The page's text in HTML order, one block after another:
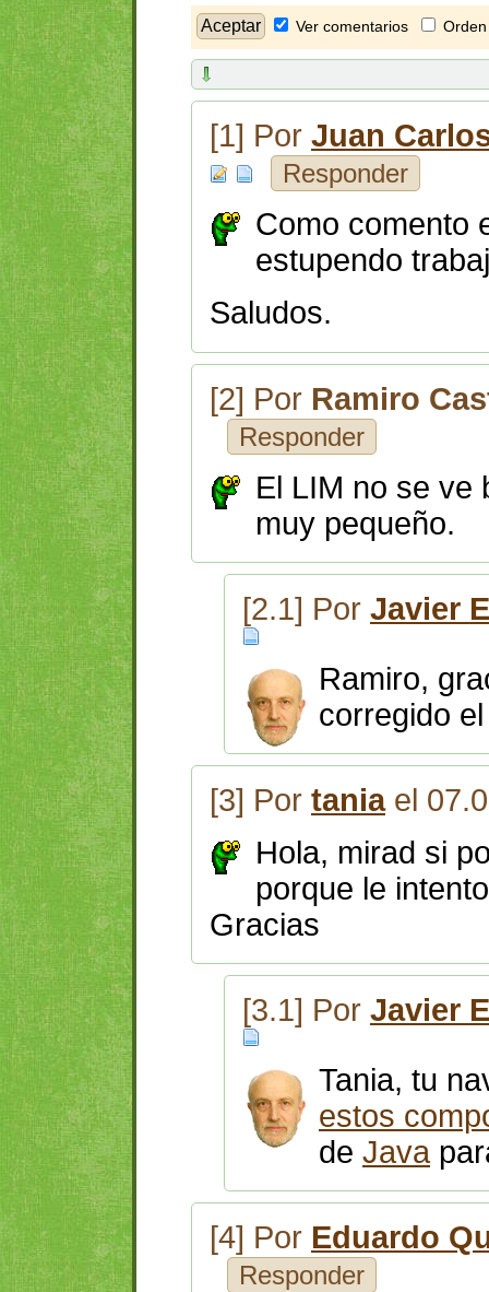
Ver comentarios
[1] Por Juan
Responder
Como comento
estupendo
Saludos.
[2] Por Ramiro
Responder
El LIM no se ve
muy pequeño.
[2.1] Por Javier
Ramiro,
corregido
[3] Por taniael
Hola, mirad si
porque le
Gracias
[3.1] Por Javier
Tania, tu
estos
de Java
[4] Por Eduardo
Responder